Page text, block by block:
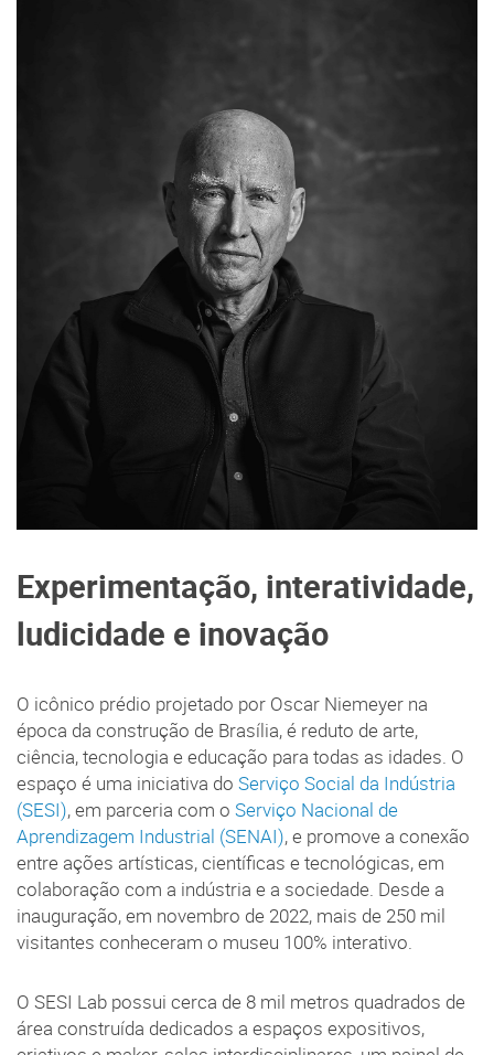
Experimentação, interatividade,
ludicidade e inovação
O icônico prédio projetado por Oscar Niemeyer na
época da construção de Brasília, é reduto de arte,
ciência, tecnologia e educação para todas as idades. O
espaço é uma iniciativa do Serviço Social da Indústria
(SESI), em parceria com o Serviço Nacional de
Aprendizagem Industrial (SENAI), e promove a conexão
entre ações artísticas, científicas e tecnológicas, em
colaboração com a indústria e a sociedade. Desde a
inauguração, em novembro de 2022, mais de 250 mil
visitantes conheceram o museu 100% interativo.
O SESI Lab possui cerca de 8 mil metros quadrados de
área construída dedicados a espaços expositivos,